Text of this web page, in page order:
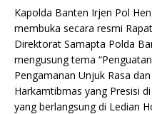
Kapolda Banten Irjen Pol
membuka secara resmi
Direktorat Samapta Polda
mengusung tema
Pengamanan Unjuk Rasa
Harkamtibmas yang Presisi
yang berlangsung di Ledian